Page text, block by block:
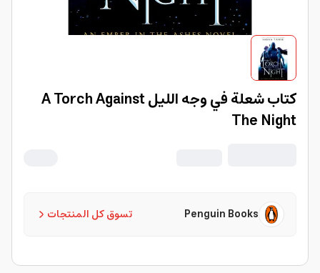
كتاب شعلة في وجه الليل A Torch Against
The Night
تسوق كل المنتجات Penguin Books